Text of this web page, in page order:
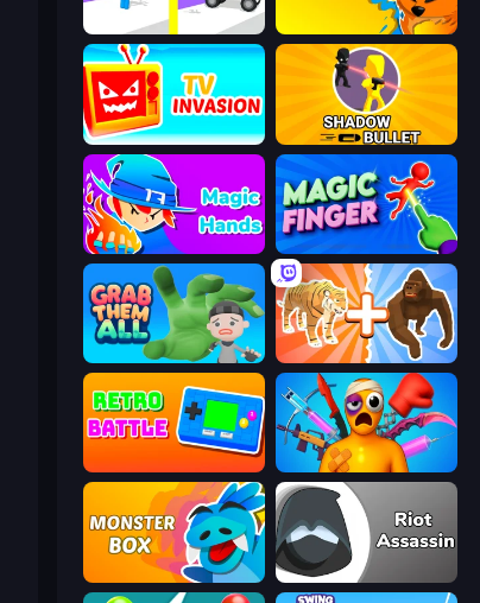
Rescue Throw Summoner Master
TV Invasion Shadow Bullet
Magic Hands Magic Finger 3D
Grab Them All Animal DNA Run
Retro Battle Fun Ragdoll Challenge!
Monster Box Riot Assassin